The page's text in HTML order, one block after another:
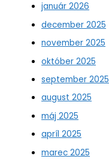
január 2026
december 2025
november 2025
október 2025
september 2025
august 2025
máj 2025
apríl 2025
marec 2025